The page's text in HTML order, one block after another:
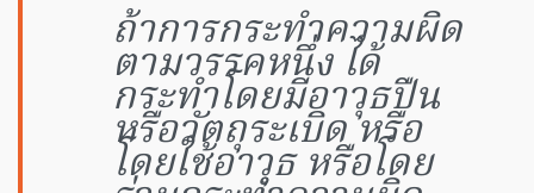
ถ้าการกระทำความผิด
ตามวรรคหนึ่ง ได้
กระทำโดยมีอาวุธปืน
หรือวัตถุระเบิด หรือ
โดยใช้อาวุธ หรือโดย